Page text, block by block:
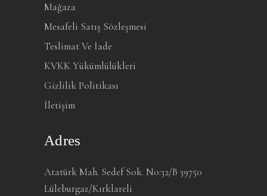
Mağaza
Mesafeli Satış Sözleşmesi
Teslimat Ve İade
KVKK Yükümlülükleri
Gizlilik Politikası
İletişim
Adres
Atatürk Mah. Sedef Sok. No:32/B 39750
Lüleburgaz/Kırklareli